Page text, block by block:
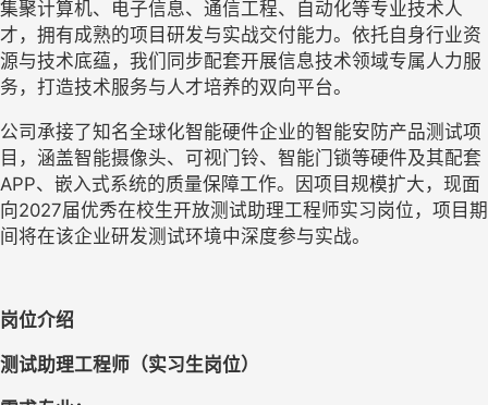
集聚计算机、电子信息、通信工程、自动化等专业技术人
才，拥有成熟的项目研发与实战交付能力。依托自身行业资
源与技术底蕴，我们同步配套开展信息技术领域专属人力服
务， 打造技术服务与人才培养的双向平台。
公司承接了知名全球化智能硬件企业的智能安防产品测试项
目，涵盖智能摄像头、可视门铃、智能门锁等硬件及其配套
APP、嵌入式系统的质量保障工作。因项目规模扩大，现面
向2027届优秀在校生开放测试助理工程师实习岗位，项目期
间将在该企业研发测试环境中深度参与实战。
岗位介绍
测试助理工程师（实习生岗位）